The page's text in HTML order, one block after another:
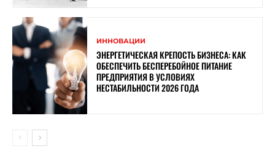
ИННОВАЦИИ
ЭНЕРГЕТИЧЕСКАЯ КРЕПОСТЬ БИЗНЕСА: КАК
ОБЕСПЕЧИТЬ БЕСПЕРЕБОЙНОЕ ПИТАНИЕ
ПРЕДПРИЯТИЯ В УСЛОВИЯХ
НЕСТАБИЛЬНОСТИ 2026 ГОДА